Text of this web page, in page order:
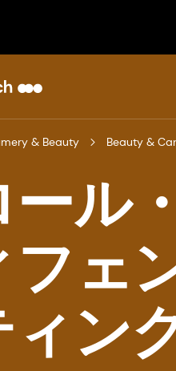
& Beauty Beauty &
ール
フェ
ィン